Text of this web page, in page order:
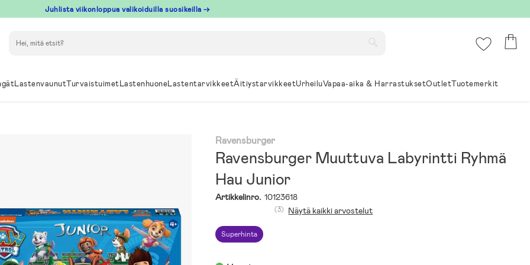
Juhlista viikonloppua valikoiduilla suosikeilla →
LastenvaunutTurvaistuimetLastenhuoneLastentarvikkeetÄitiystarvikkeetUrheiluVapaa-aika & HarrastuksetOutletTuotemerkit
Ravensburger
Ravensburger Muuttuva Labyrintti Ryhmä
Hau Junior
Artikkelinro. 10123618
Superhinta
(3) Näytä kaikki arvostelut